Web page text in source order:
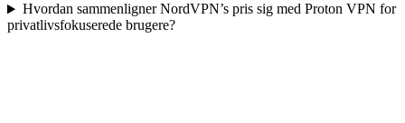
Hvordan sammenligner NordVPN’s pris sig med Proton VPN for
privatlivsfokuserede brugere?